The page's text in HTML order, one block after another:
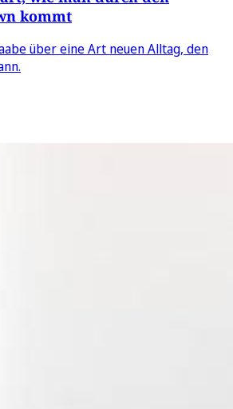
kommt
über eine Art neuen Alltag, den